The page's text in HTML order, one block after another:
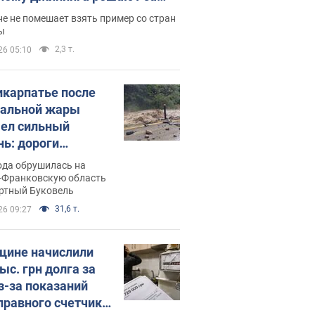
не помешает взять пример со стран
05:10 2,3 т.
после
жары
сильный
дороги
в реки.
обрушилась на
область
Буковель
09:27 31,6 т.
начислили
грн долга за
за показаний
счетчика: